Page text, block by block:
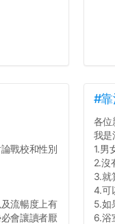
戰校和性別
流暢度上有
會讓讀者厭
#
各位
我是
1.男
2.沒
3.就
4.可
5.如
6.浴